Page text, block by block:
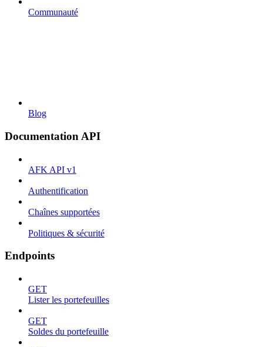
Communauté
Blog
Documentation API
AFK API v1
Authentification
Chaînes supportées
Politiques & sécurité
Endpoints
GET
Lister les portefeuilles
GET
Soldes du portefeuille